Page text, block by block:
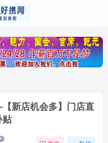
新店机会多】门店直